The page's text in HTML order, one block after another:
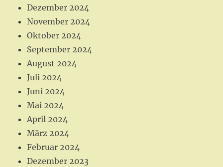
Dezember 2024
November 2024
Oktober 2024
September 2024
August 2024
Juli 2024
Juni 2024
Mai 2024
April 2024
März 2024
Februar 2024
Dezember 2023